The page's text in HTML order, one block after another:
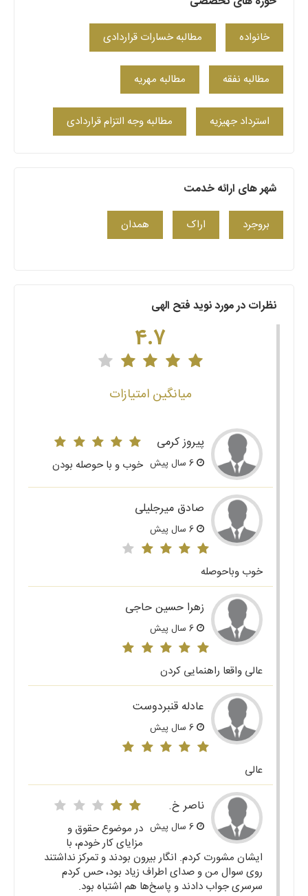
خانواده مطالبه خسارات قراردادی
مطالبه نفقه مطالبه مهریه
استرداد جهیزیه مطالبه وجه التزام قراردادی
شهر های ارائه خدمت
بروجرد اراک همدان
نظرات در مورد نوید فتح الهی
4.7
میانگین امتیازات
پیروز کرمی
خوب و با حوصله بودن
صادق میرجلیلی
خوب وباحوصله
زهرا حسین حاجی
عالی واقعا راهنمایی کردن
عادله قنبردوست
عالی
ناصر خ.
در موضوع حقوق و
مزایای کار خودم، با
ایشان مشورت کردم. انگار بیرون بودند و تمرکز نداشتند
روی سوال من و صدای اطراف زیاد بود، حس کردم
سرسری جواب دادند و پاسخ‌ها هم اشتباه بود.